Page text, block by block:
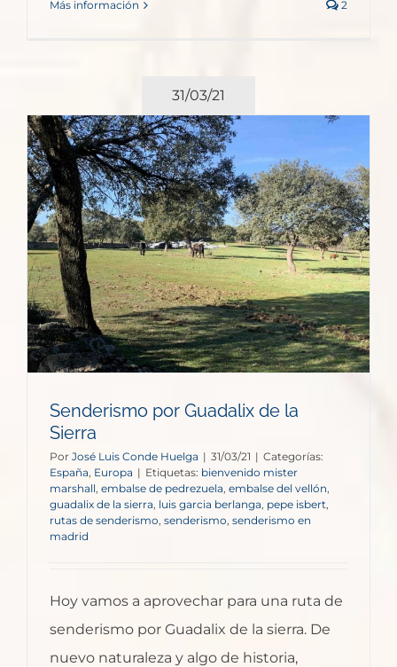
Más información 2
31/03/21
Senderismo por Guadalix de la
Sierra
Por José Luis Conde Huelga | 31/03/21 | Categorías:
España Europa | Etiquetas: bienvenido mister
marshall embalse de pedrezuela embalse del vellón
guadalix de la sierra luis garcia berlanga pepe isbert
rutas de senderismo, senderismo senderismo en
madrid
Hoy vamos a aprovechar para una ruta de
senderismo por Guadalix de la sierra. De
nuevo naturaleza y algo de historia,